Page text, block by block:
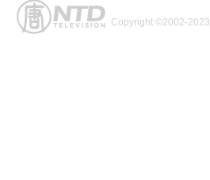
Copyright ©2002-2023